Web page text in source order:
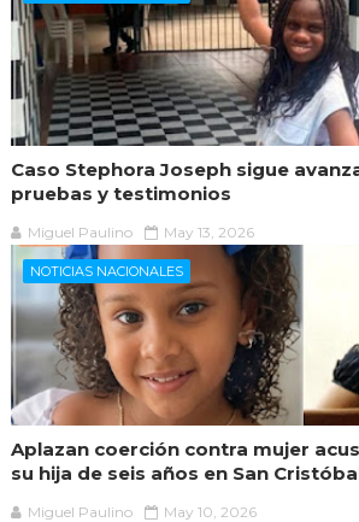
Caso Stephora Joseph sigue
pruebas y testimonios
Miguel Paulino May 13, 2026
NOTICIAS NACIONALES
Aplazan coerción contra mujer
su hija de seis años en San
Miguel Paulino May 10, 2026